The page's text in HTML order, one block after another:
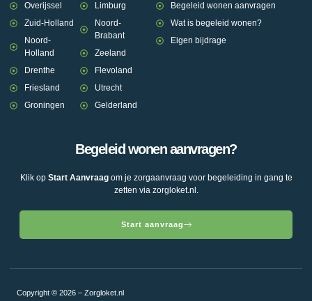
Overijssel
Zuid-Holland
Noord-
Holland
Drenthe
Friesland
Groningen
Limburg
Noord-
Brabant
Zeeland
Flevoland
Utrecht
Gelderland
Begeleid wonen aanvragen
Wat is begeleid wonen?
Eigen bijdrage
Begeleid wonen aanvragen?
Klik op Start Aanvraagom je zorgaanvraag voor begeleiding in gang te
zetten via zorgloket.nl.
Start aanvraag
Copyright © 2026 – Zorgloket.nl